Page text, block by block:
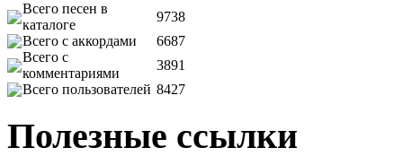
Всего песен в
каталоге
9738
Всего с аккордами
6687
Всего с
комментариями
3891
Всего пользователей 8427
Полезные ссылки